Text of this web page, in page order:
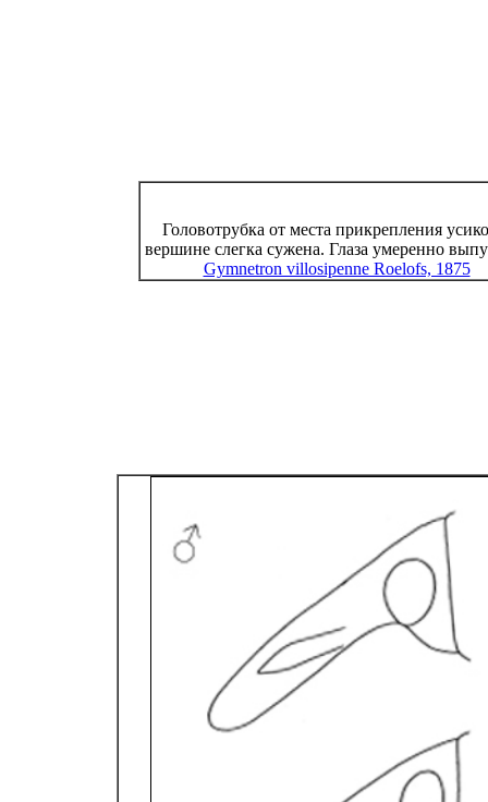
Головотрубка от места прикрепления
вершине слегка сужена. Глаза умеренно
Gymnetron villosipenne Roelofs, 1875